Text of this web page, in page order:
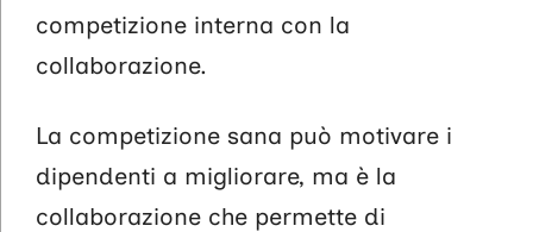
competizione interna con la
collaborazione.
La competizione sana può motivare i
dipendenti a migliorare, ma è la
collaborazione che permette di